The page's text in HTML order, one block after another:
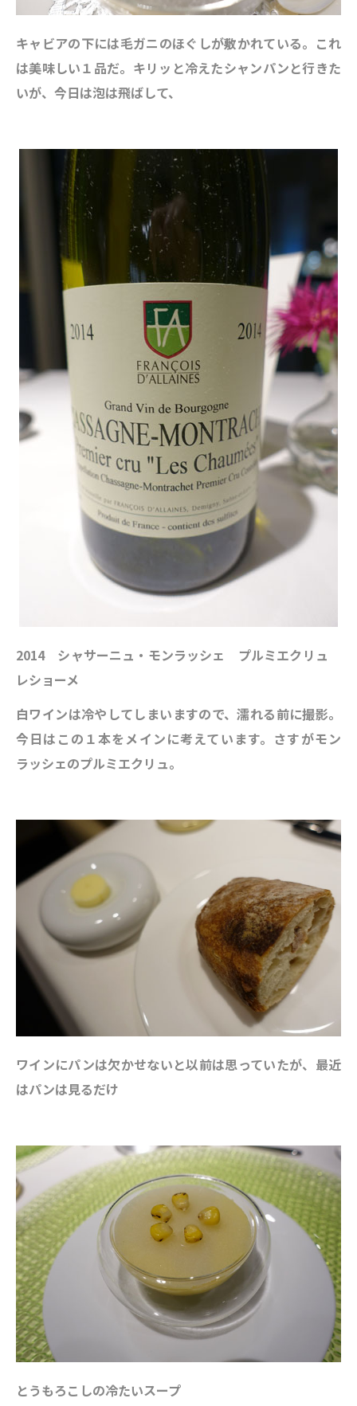
キャビアの下には毛ガニのほぐしが敷かれている。これ
は美味しい１品だ。キリッと冷えたシャンパンと行きた
いが、今日は泡は飛ばして、
2014 シャサーニュ・モンラッシェ プルミエクリュ
レショーメ
白ワインは冷やしてしまいますので、濡れる前に撮影。
今日はこの１本をメインに考えています。さすがモン
ラッシェのプルミエクリュ。
ワインにパンは欠かせないと以前は思っていたが、最近
はパンは見るだけ
とうもろこしの冷たいスープ